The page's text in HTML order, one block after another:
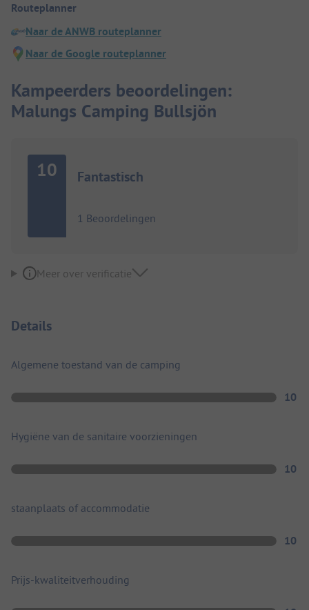
Routeplanner
Naar de ANWB routeplanner
Naar de Google routeplanner
Kampeerders beoordelingen:
Malungs Camping Bullsjön
10 Fantastisch
1 Beoordelingen
Meer over verificatie
Details
Algemene toestand van de camping
10
Hygiëne van de sanitaire voorzieningen
10
staanplaats of accommodatie
10
Prijs-kwaliteitverhouding